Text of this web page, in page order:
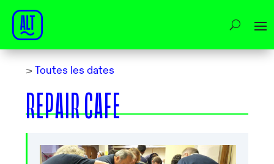
> Toutes les dates
REPAIR CAFE